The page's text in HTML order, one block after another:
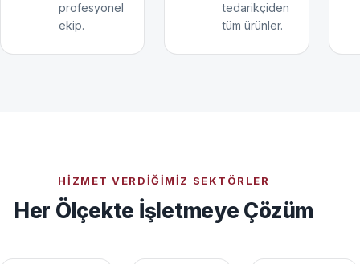
profesyonel
ekip.
tedarikçiden
tüm ürünler.
HIZMET VERDIĞIMIZ SEKTÖRLER
Her Ölçekte İşletmeye Çözüm